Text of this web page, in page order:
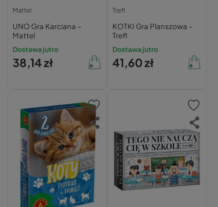
Mattel
UNO Gra Karciana –
Mattel
Dostawa jutro
38,14 zł
Trefl
KOTKI Gra Planszowa –
Trefl
Dostawa jutro
41,60 zł